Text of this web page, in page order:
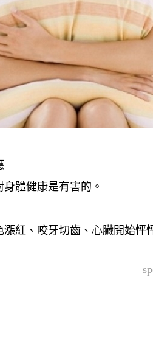
體健康是有害的。
漲紅、咬牙切齒、心臟開始怦